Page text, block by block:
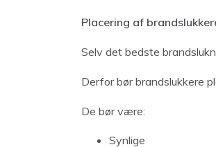
Placering af
Selv det bedste
Derfor bør brandslukkere
De bør være:
Synlige